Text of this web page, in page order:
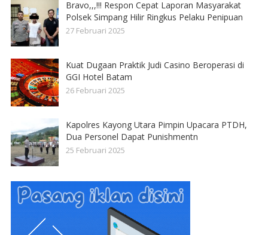
Bravo,,,!!! Respon Cepat Laporan Masyarakat
Polsek Simpang Hilir Ringkus Pelaku Penipuan
27 Februari 2025
Kuat Dugaan Praktik Judi Casino Beroperasi di
GGI Hotel Batam
26 Februari 2025
Kapolres Kayong Utara Pimpin Upacara PTDH,
Dua Personel Dapat Punishmentn
25 Februari 2025